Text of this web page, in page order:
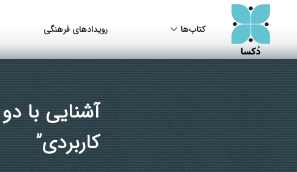
کتاب‌ها رویدادهای فرهنگی
آشنایی با
کاربردی”